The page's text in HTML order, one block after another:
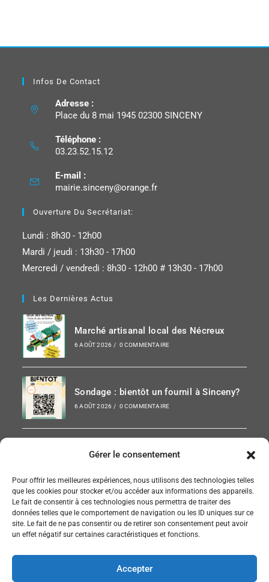
Gérer le consentement
Pour offrir les meilleures expériences, nous utilisons des technologies telles
que les cookies pour stocker et/ou accéder aux informations des appareils.
Le fait de consentir à ces technologies nous permettra de traiter des
données telles que le comportement de navigation ou les ID uniques sur ce
site. Le fait de ne pas consentir ou de retirer son consentement peut avoir
un effet négatif sur certaines caractéristiques et fonctions.
Accepter
Infos De Contact
Adresse :
Place du 8 mai 1945 02300 SINCENY
Téléphone :
03.23.52.15.12
E-mail :
mairie.sinceny@orange.fr
Ouverture Du Secrétariat:
Lundi : 8h30 - 12h00
Mardi / jeudi : 13h30 - 17h00
Mercredi / vendredi : 8h30 - 12h00 # 13h30 - 17h00
Les Dernières Actus
Marché artisanal local des Nécreux
6 AOÛT 2026 / 0 COMMENTAIRE
Sondage : bientôt un fournil à Sinceny?
6 AOÛT 2026 / 0 COMMENTAIRE
Paris-Chauny 2026
SUIVEZ NOUS SUR FACEBOOK